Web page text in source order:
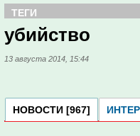
ТЕГИ
убийство
13 августа 2014, 15:44
НОВОСТИ [967]